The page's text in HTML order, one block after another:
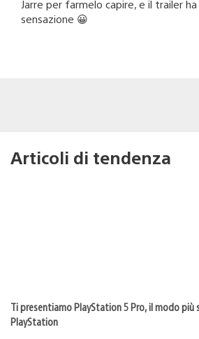
Jarre per farmelo capire, e il trailer
sensazione 😀
Articoli di tendenza
Ti presentiamo PlayStation 5 Pro, il modo
PlayStation